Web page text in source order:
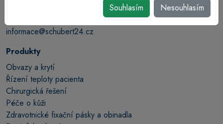
informace@schubert24.cz
Produkty
Obvazy a krytí
Řízení teploty pacienta
Chirurgická řešení
Péče o kůži
Zdravotnické fixační pásky a obinadla
Souhlasím Nesouhlasím